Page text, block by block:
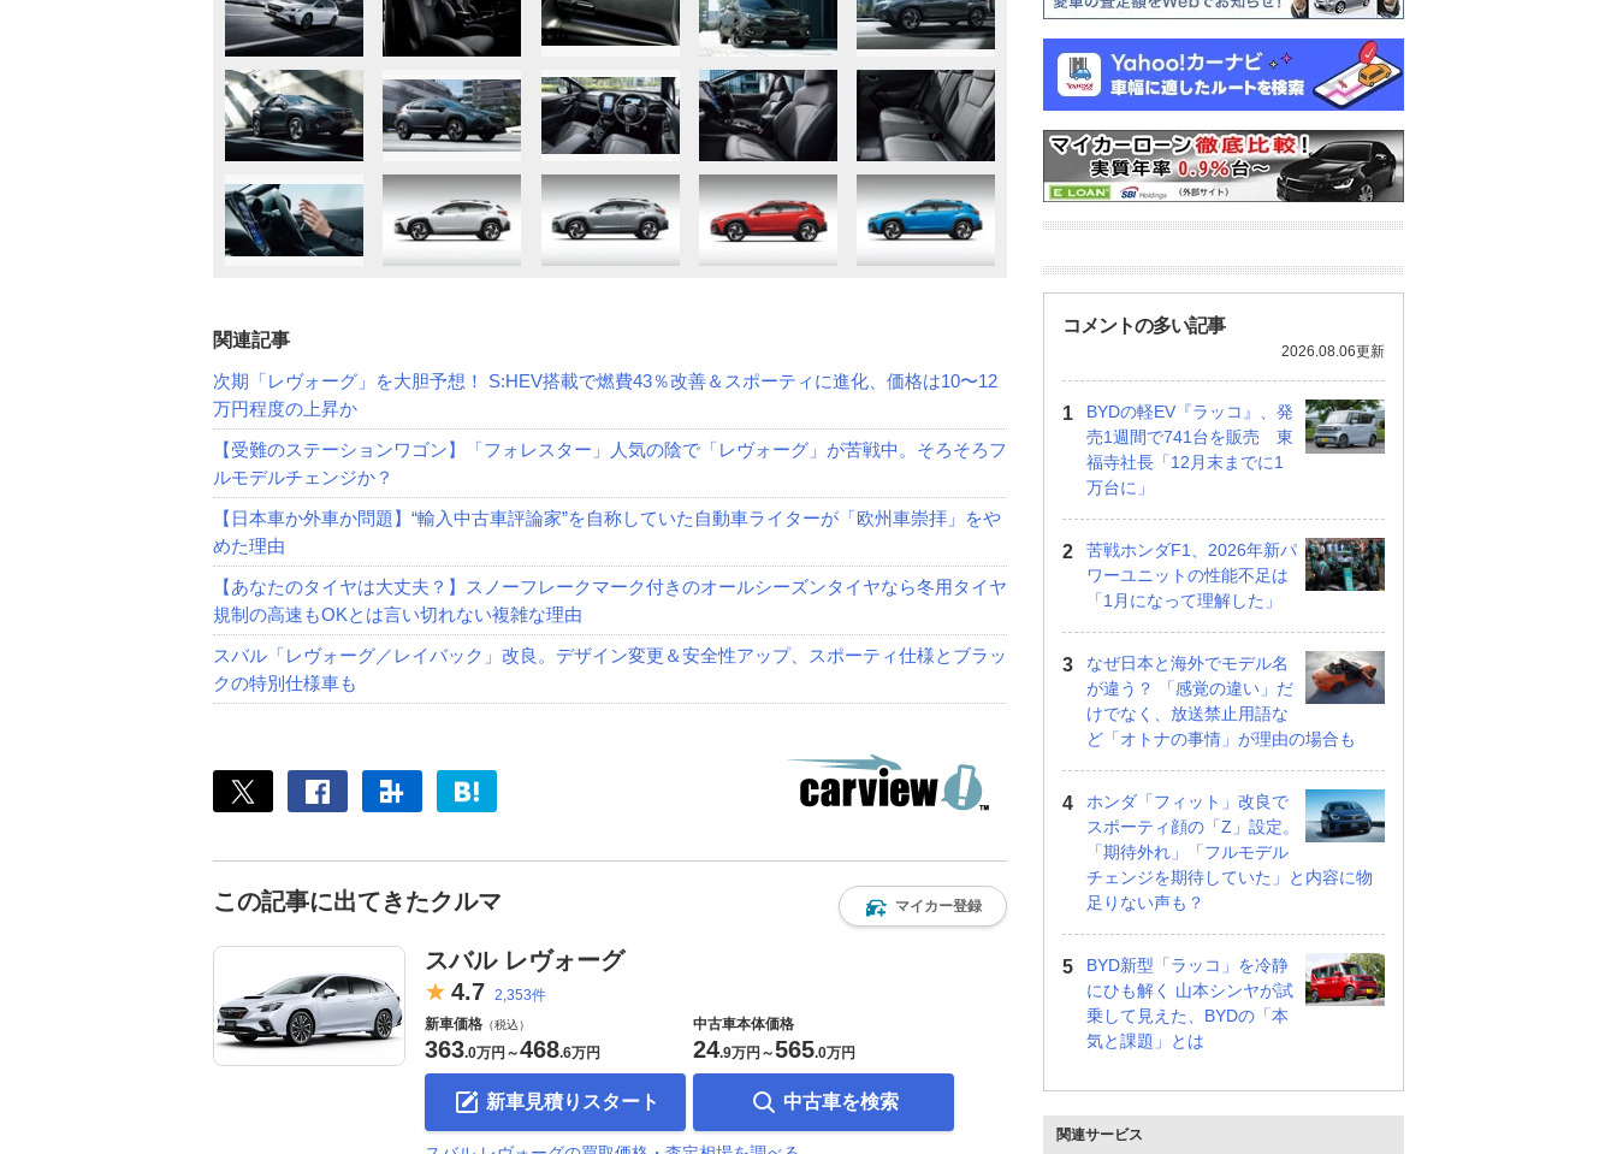
関連記事
次期「レヴォーグ」を大胆予想！ S:HEV搭載で燃費43％改善＆スポーティに進化、価格は10〜12
万円程度の上昇か
【受難のステーションワゴン】「フォレスター」人気の陰で「レヴォーグ」が苦戦中。そろそろフ
ルモデルチェンジか？
【日本車か外車か問題】“輸入中古車評論家”を自称していた自動車ライターが「欧州車崇拝」をや
めた理由
【あなたのタイヤは大丈夫？】スノーフレークマーク付きのオールシーズンタイヤなら冬用タイヤ
規制の高速もOKとは言い切れない複雑な理由
スバル「レヴォーグ／レイバック」改良。デザイン変更＆安全性アップ、スポーティ仕様とブラッ
クの特別仕様車も
この記事に出てきたクルマ マイカー登録
スバル レヴォーグ
4.7 2,353件
新車価格 （税込）
363.0万円 ～468.6万円
新車見積りスタート
中古車本体価格
24.9万円 ～565.0万円
中古車を検索
コメントの多い記事
2026.08.06更新
BYDの軽EV『ラッコ』、発
売1週間で741台を販売 東
福寺社長「12月末までに1
万台に」
苦戦ホンダF1、2026年新パ
ワーユニットの性能不足は
「1月になって理解した」
なぜ日本と海外でモデル名
が違う？ 「感覚の違い」だ
けでなく、放送禁止用語な
ど「オトナの事情」が理由の場合も
ホンダ「フィット」改良で
スポーティ顔の「Z」設定。
「期待外れ」「フルモデル
チェンジを期待していた」と内容に物
足りない声も？
BYD新型「ラッコ」を冷静
にひも解く 山本シンヤが試
乗して見えた、BYDの「本
気と課題」とは
関連サービス